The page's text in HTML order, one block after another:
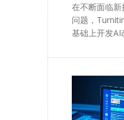
在不断面临
问题，
基础上开发AI